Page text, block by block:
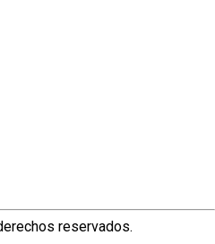
reservados.